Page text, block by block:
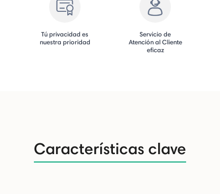
Tú privacidad es
nuestra prioridad
Servicio de
Atención al Cliente
eficaz
Características clave